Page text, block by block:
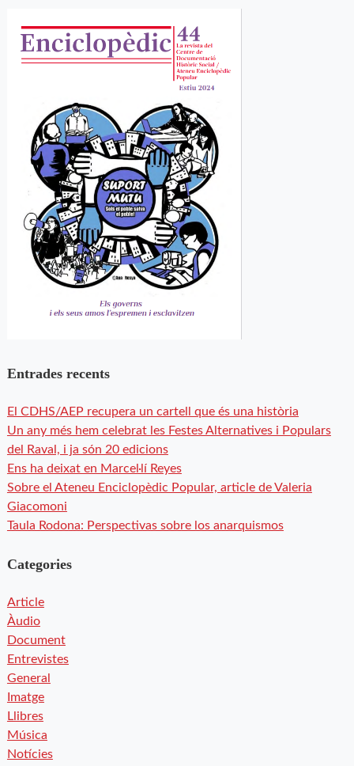
Entrades recents
El CDHS/AEP recupera un cartell que és una història
Un any més hem celebrat les Festes Alternatives i Populars
del Raval, i ja són 20 edicions
Ens ha deixat en Marcel·lí Reyes
Sobre el Ateneu Enciclopèdic Popular, article de Valeria
Giacomoni
Taula Rodona: Perspectivas sobre los anarquismos
Categories
Article
Àudio
Document
Entrevistes
General
Imatge
Llibres
Música
Notícies